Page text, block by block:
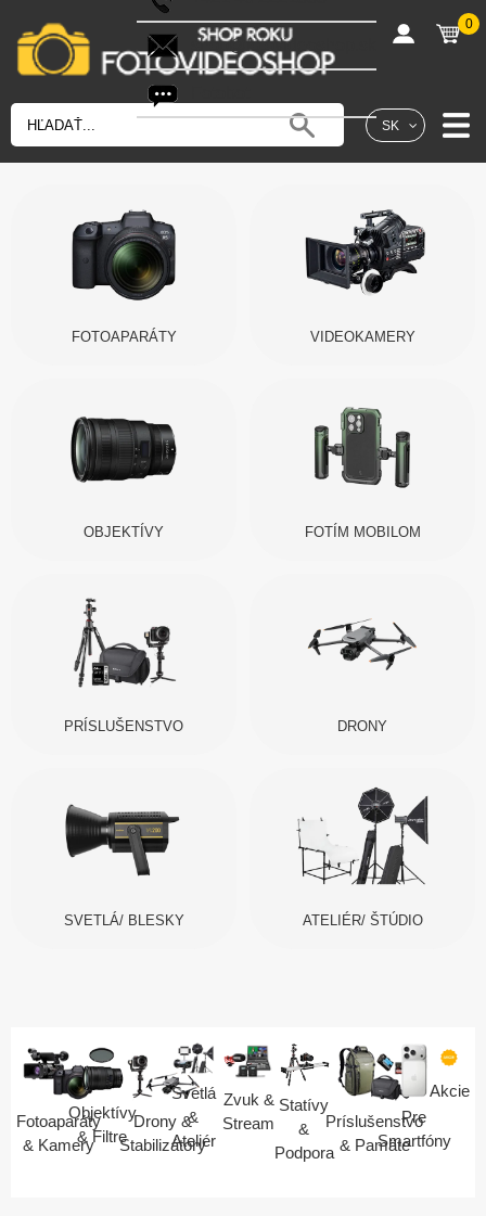
SK
shop@fotovideoshop.sk
0
FOTOAPARÁTY VIDEOKAMERY
OBJEKTÍVY FOTÍM MOBILOM
PRÍSLUŠENSTVO DRONY
SVETLÁ/ BLESKY ATELIÉR/ ŠTÚDIO
Fotoaparáty
& Kamery
Objektívy
& Filtre
Drony &
Stabilizátory
Svetlá
&
Ateliér
Zvuk &
Stream
Statívy
&
Podpora
Príslušenstvo
& Pamäte
Pre
Smartfóny
Akcie